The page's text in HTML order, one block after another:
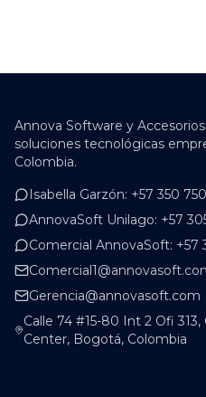
Annova Software y Accesorios
soluciones tecnológicas
Colombia.
Isabella Garzón: +57 350
AnnovaSoft Unilago: +57
Comercial AnnovaSoft: +57
Gerencia@annovasoft.com
Calle 74 #15-80 Int 2 Ofi 313,
Center, Bogotá, Colombia